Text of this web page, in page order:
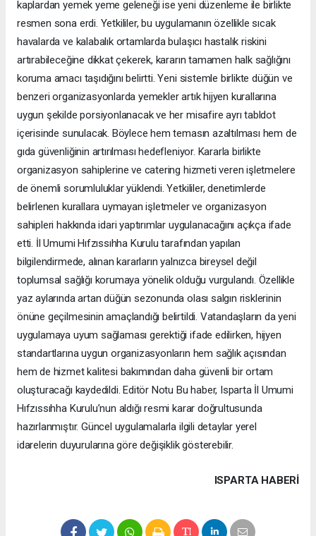
kaplardan yemek yeme geleneği ise yeni düzenleme ile birlikte
resmen sona erdi. Yetkililer, bu uygulamanın özellikle sıcak
havalarda ve kalabalık ortamlarda bulaşıcı hastalık riskini
artırabileceğine dikkat çekerek, kararın tamamen halk sağlığını
koruma amacı taşıdığını belirtti. Yeni sistemle birlikte düğün ve
benzeri organizasyonlarda yemekler artık hijyen kurallarına
uygun şekilde porsiyonlanacak ve her misafire ayrı tabldot
içerisinde sunulacak. Böylece hem temasın azaltılması hem de
gıda güvenliğinin artırılması hedefleniyor. Kararla birlikte
organizasyon sahiplerine ve catering hizmeti veren işletmelere
de önemli sorumluluklar yüklendi. Yetkililer, denetimlerde
belirlenen kurallara uymayan işletmeler ve organizasyon
sahipleri hakkında idari yaptırımlar uygulanacağını açıkça ifade
etti. İl Umumi Hıfzıssıhha Kurulu tarafından yapılan
bilgilendirmede, alınan kararların yalnızca bireysel değil
toplumsal sağlığı korumaya yönelik olduğu vurgulandı. Özellikle
yaz aylarında artan düğün sezonunda olası salgın risklerinin
önüne geçilmesinin amaçlandığı belirtildi. Vatandaşların da yeni
uygulamaya uyum sağlaması gerektiği ifade edilirken, hijyen
standartlarına uygun organizasyonların hem sağlık açısından
hem de hizmet kalitesi bakımından daha güvenli bir ortam
oluşturacağı kaydedildi. Editör Notu Bu haber, Isparta İl Umumi
Hıfzıssıhha Kurulu’nun aldığı resmi karar doğrultusunda
hazırlanmıştır. Güncel uygulamalarla ilgili detaylar yerel
idarelerin duyurularına göre değişiklik gösterebilir.
ISPARTA HABERİ